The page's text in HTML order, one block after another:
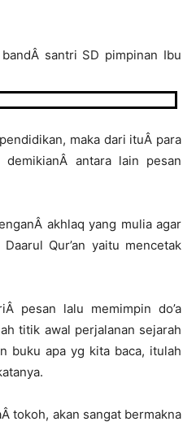
santri SD pimpinan Ibu
maka dari ituÂ para
antara lain pesan
akhlaq yang mulia agar
Qur’an yaitu mencetak
pesan lalu memimpin do’a
titik awal perjalanan sejarah
buku apa yg kita baca, itulah
tokoh, akan sangat bermakna